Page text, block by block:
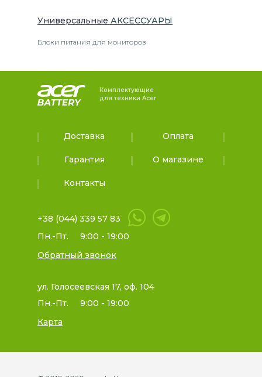
Универсальные АКСЕССУАРЫ
Блоки питания для мониторов
Комплектующие
для техники Acer
Доставка Оплата
Гарантия О магазине
Контакты
+38 (044) 339 57 83
Пн.-Пт.
9:00 - 19:00
Обратный звонок
ул. Голосеевская 17, оф. 104
Пн.-Пт.
9:00 - 19:00
Карта